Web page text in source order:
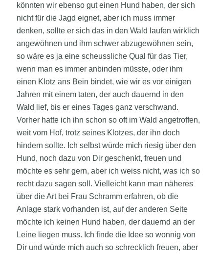
könnten wir ebenso gut einen Hund haben, der sich
nicht für die Jagd eignet, aber ich muss immer
denken, sollte er sich das in den Wald laufen wirklich
angewöhnen und ihm schwer abzugewöhnen sein,
so wäre es ja eine scheussliche Qual für das Tier,
wenn man es immer anbinden müsste, oder ihm
einen Klotz ans Bein bindet, wie wir es vor einigen
Jahren mit einem taten, der auch dauernd in den
Wald lief, bis er eines Tages ganz verschwand.
Vorher hatte ich ihn schon so oft im Wald angetroffen,
weit vom Hof, trotz seines Klotzes, der ihn doch
hindern sollte. Ich selbst würde mich riesig über den
Hund, noch dazu von Dir geschenkt, freuen und
möchte es sehr gern, aber ich weiss nicht, was ich so
recht dazu sagen soll. Vielleicht kann man näheres
über die Art bei Frau Schramm erfahren, ob die
Anlage stark vorhanden ist, auf der anderen Seite
möchte ich keinen Hund haben, der dauernd an der
Leine liegen muss. Ich finde die Idee so wonnig von
Dir und würde mich auch so schrecklich freuen, aber